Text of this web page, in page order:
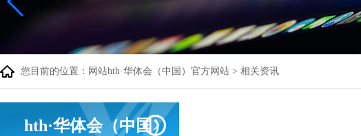
您目前的位置： 网站hth·华体会（中国）官方网站 > 相关资讯
hth·华体会（中国）